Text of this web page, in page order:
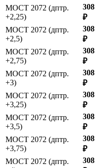
МОСТ 2072 (дптр.
+2,25)
308
₽
МОСТ 2072 (дптр.
+2,5)
308
₽
МОСТ 2072 (дптр.
+2,75)
308
₽
МОСТ 2072 (дптр.
+3)
308
₽
МОСТ 2072 (дптр.
+3,25)
308
₽
МОСТ 2072 (дптр.
+3,5)
308
₽
МОСТ 2072 (дптр.
+3,75)
308
₽
МОСТ 2072 (дптр.
308